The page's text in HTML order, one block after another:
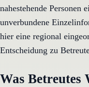
nahestehende Personen
unverbundene
hier eine regional
Entscheidung zu
Was Betreutes